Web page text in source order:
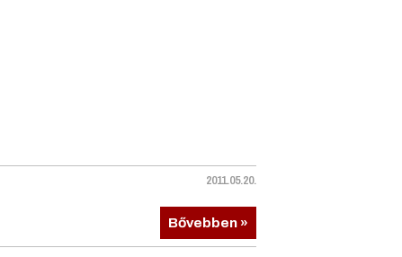
2011.05.20.
Bővebben »